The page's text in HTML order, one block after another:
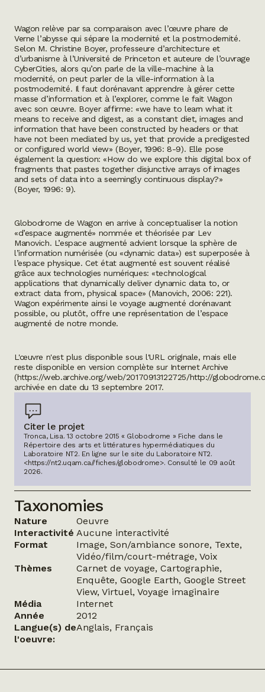
Wagon relève par sa comparaison avec l’œuvre phare de
Verne l’abysse qui sépare la modernité et la postmodernité.
Selon M. Christine Boyer, professeure d’architecture et
d’urbanisme à l’Université de Princeton et auteure de l’ouvrage
CyberCities, alors qu’on parle de la ville-machine à la
modernité, on peut parler de la ville-information à la
postmodernité. Il faut dorénavant apprendre à gérer cette
masse d’information et à l’explorer, comme le fait Wagon
avec son œuvre. Boyer affirme: «we have to learn what it
means to receive and digest, as a constant diet, images and
information that have been constructed by headers or that
have not been mediated by us, yet that provide a predigested
or configured world view» (Boyer, 1996: 8-9). Elle pose
également la question: «How do we explore this digital box of
fragments that pastes together disjunctive arrays of images
and sets of data into a seemingly continuous display?»
(Boyer, 1996: 9).
Globodrome de Wagon en arrive à conceptualiser la notion
«d’espace augmenté» nommée et théorisée par Lev
Manovich. L’espace augmenté advient lorsque la sphère de
l’information numérisée (ou «dynamic data») est superposée à
l’espace physique. Cet état augmenté est souvent réalisé
grâce aux technologies numériques: «technological
applications thatdynamically deliver dynamic data to, or
extract data from, physical space» (Manovich, 2006: 221).
Wagon expérimente ainsi le voyage augmenté dorénavant
possible, ou plutôt, offre une représentation de l’espace
augmenté de notre monde.
L'œuvre n'est plus disponible sous l'URL originale, mais elle
reste disponible en version complète sur Internet Archive
(https://web.archive.org/web/20170913122725/http://
archivée en date du 13 septembre 2017.
Citer le projet
Tronca, Lisa. 13 octobre 2015 « Globodrome » Fiche dans le
Répertoire des arts et littératures hypermédiatiques du
Laboratoire NT2. En ligne sur le site du Laboratoire NT2.
<https://nt2.uqam.ca//fiches/globodrome>. Consulté le 09 août
2026.
Taxonomies
Nature
Oeuvre
Interactivité Aucune interactivité
Format
Image, Son/ambiance sonore, Texte,
Vidéo/film/court-métrage, Voix
Thèmes
Carnet de voyage, Cartographie,
Enquête, Google Earth, Google Street
View, Virtuel, Voyage imaginaire
Média
Internet
Année
2012
Langue(s) de
l'oeuvre:
Anglais, Français